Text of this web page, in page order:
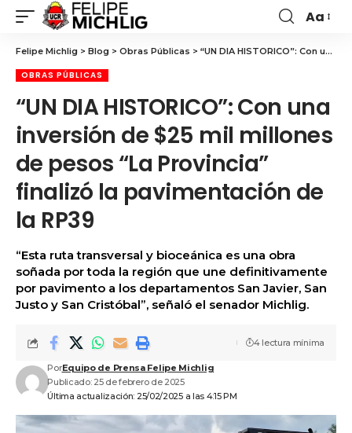
Aa
Felipe Michlig > Blog > Obras Públicas > “UN DIA HISTORICO”: Con una inversión de $25 mil millones de pesos “La Provincia” finalizó la pavimentación de la RP39
OBRAS PÚBLICAS
“UN DIA HISTORICO”: Con una
inversión de $25 mil millones
de pesos “La Provincia”
finalizó la pavimentación de
la RP39
“Esta ruta transversal y bioceánica es una obra
soñada por toda la región que une definitivamente
por pavimento a los departamentos San Javier, San
Justo y San Cristóbal”, señaló el senador Michlig.
Última actualización: 25/02/2025 a las 4:15 PM
PorEquipo de Prensa Felipe Michlig
Publicado: 25 de febrero de 2025
4 lectura mínima